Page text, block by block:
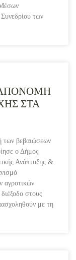
των
ΣΤΑ
των βεβαιώσεων
ο Δήμος
Ανάπτυξης &
στους
με τη